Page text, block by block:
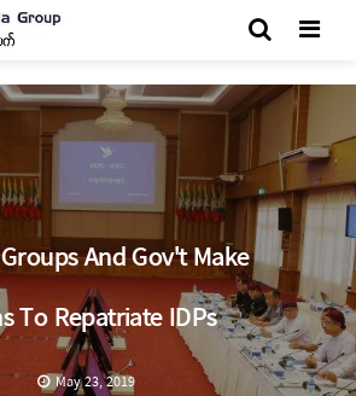
And Gov't Make
To Repatriate IDPs
May 23, 2019